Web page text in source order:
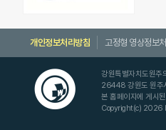
개인정보처리방침 고정형 영상정보
강원특별자치도원주
26448 강원도 원
본 홈페이지에 게시
Copyright(c) 2026